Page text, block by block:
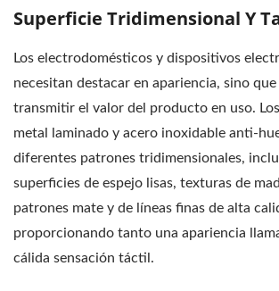
Superficie Tridimensional Y
Los electrodomésticos y dispositivos
necesitan destacar en apariencia, sino
transmitir el valor del producto en uso.
metal laminado y acero inoxidable anti-
diferentes patrones tridimensionales,
superficies de espejo lisas, texturas de
patrones mate y de líneas finas de alta
proporcionando tanto una apariencia
cálida sensación táctil.